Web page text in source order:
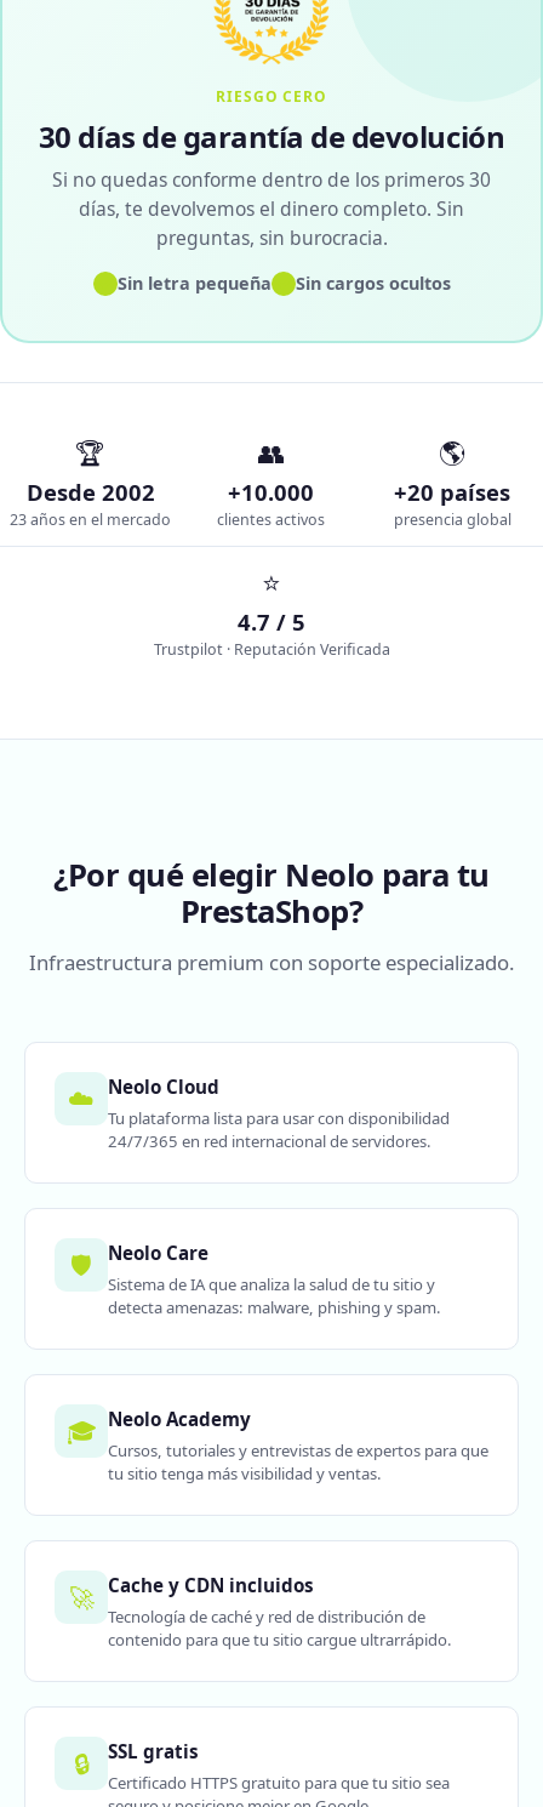
RIESGO CERO
30 días de garantía de devolución
Si no quedas conforme dentro de los primeros 30
días, te devolvemos el dinero completo. Sin
preguntas, sin burocracia.
✓Sin letra pequeña✓Sin cargos ocultos
🏆
Desde 2002
23 años en el mercado
👥
+10.000
clientes activos
🌎
+20 países
presencia global
⭐
4.7 / 5
Trustpilot · Reputación Verificada
¿Por qué elegir Neolo para tu
PrestaShop?
Infraestructura premium con soporte especializado.
☁️ Neolo Cloud
Tu plataforma lista para usar con disponibilidad
24/7/365 en red internacional de servidores.
🛡️ Neolo Care
Sistema de IA que analiza la salud de tu sitio y
detecta amenazas: malware, phishing y spam.
🎓 Neolo Academy
Cursos, tutoriales y entrevistas de expertos para que
tu sitio tenga más visibilidad y ventas.
🚀 Cache y CDN incluidos
Tecnología de caché y red de distribución de
contenido para que tu sitio cargue ultrarrápido.
🔒 SSL gratis
Certificado HTTPS gratuito para que tu sitio sea